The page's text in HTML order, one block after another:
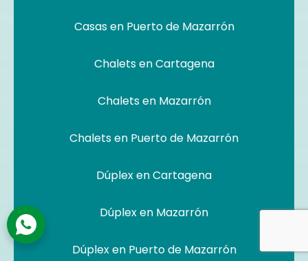
Casas en Puerto de Mazarrón
Chalets en Cartagena
Chalets en Mazarrón
Chalets en Puerto de Mazarrón
Dúplex en Cartagena
Dúplex en Mazarrón
Dúplex en Puerto de Mazarrón